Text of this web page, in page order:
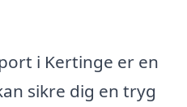
i Kertinge er en
sikre dig en tryg